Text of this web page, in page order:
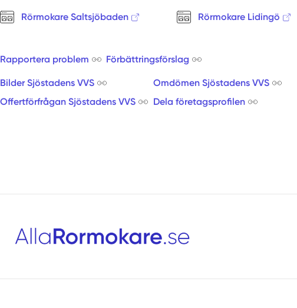
Rörmokare Saltsjöbaden Rörmokare Lidingö
Rapportera problem Förbättringsförslag
Bilder Sjöstadens VVS
Omdömen Sjöstadens VVS
Offertförfrågan Sjöstadens VVS
Dela företagsprofilen